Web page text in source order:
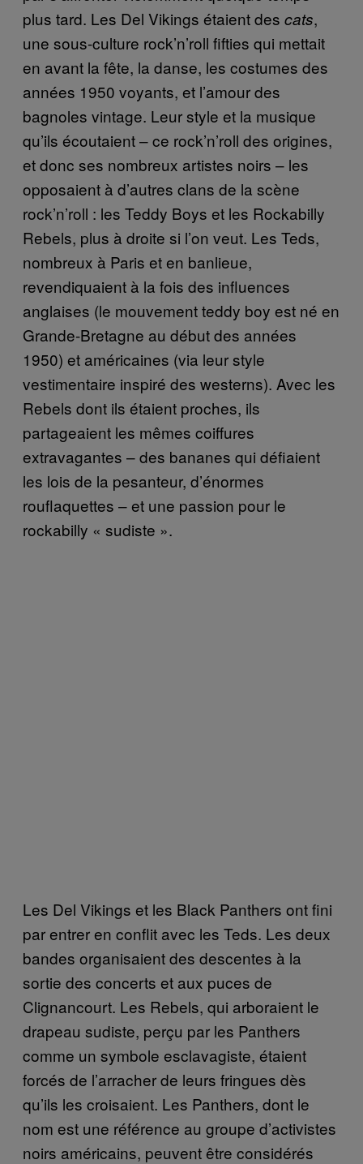
plus tard. Les Del Vikings étaient des cats,
une sous-culture rock’n’roll fifties qui mettait
en avant la fête, la danse, les costumes des
années 1950 voyants, et l’amour des
bagnoles vintage. Leur style et la musique
qu’ils écoutaient – ce rock’n’roll des origines,
et donc ses nombreux artistes noirs – les
opposaient à d’autres clans de la scène
rock’n’roll : les Teddy Boys et les Rockabilly
Rebels, plus à droite si l’on veut. Les Teds,
nombreux à Paris et en banlieue,
revendiquaient à la fois des influences
anglaises (le mouvement teddy boy est né en
Grande-Bretagne au début des années
1950) et américaines (via leur style
vestimentaire inspiré des westerns). Avec les
Rebels dont ils étaient proches, ils
partageaient les mêmes coiffures
extravagantes – des bananes qui défiaient
les lois de la pesanteur, d’énormes
rouflaquettes – et une passion pour le
rockabilly « sudiste ».
Les Del Vikings et les Black Panthers ont fini
par entrer en conflit avec les Teds. Les deux
bandes organisaient des descentes à la
sortie des concerts et aux puces de
Clignancourt. Les Rebels, qui arboraient le
drapeau sudiste, perçu par les Panthers
comme un symbole esclavagiste, étaient
forcés de l’arracher de leurs fringues dès
qu’ils les croisaient. Les Panthers, dont le
nom est une référence au groupe d’activistes
noirs américains, peuvent être considérés